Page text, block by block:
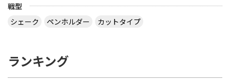
戦型
シェーク
ペンホルダー カットタイプ
ランキング